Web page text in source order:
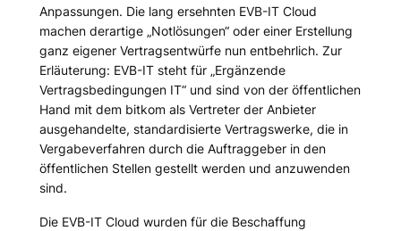
Anpassungen. Die lang ersehnten EVB-IT Cloud
machen derartige „Notlösungen“ oder einer Erstellung
ganz eigener Vertragsentwürfe nun entbehrlich. Zur
Erläuterung: EVB-IT steht für „Ergänzende
Vertragsbedingungen IT“ und sind von der öffentlichen
Hand mit dem bitkom als Vertreter der Anbieter
ausgehandelte, standardisierte Vertragswerke, die in
Vergabeverfahren durch die Auftraggeber in den
öffentlichen Stellen gestellt werden und anzuwenden
sind.
Die EVB-IT Cloud wurden für die Beschaffung